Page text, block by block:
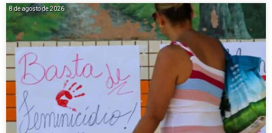
8 de agosto de 2026